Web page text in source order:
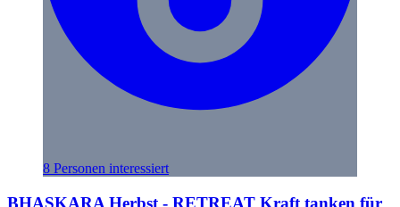
8 Personen interessiert
BHASKARA Herbst - RETREAT Kraft tanken für